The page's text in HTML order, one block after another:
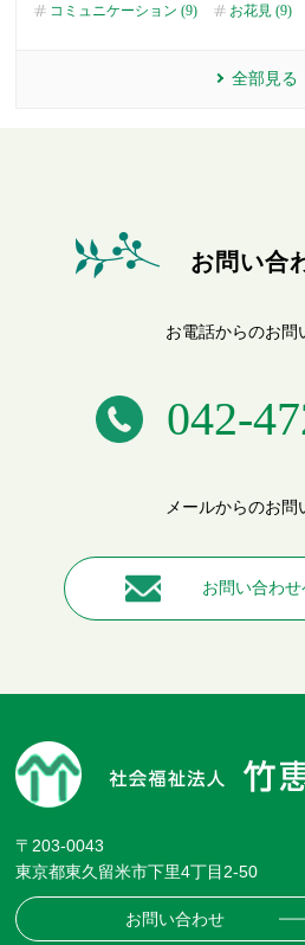
コミュニケーション (9)
お花見 (9)
全部見る
お問い合
お電話からのお問
042-
メールからのお問
お問い合わ
〒203-0043
東京都東久留米市下里4丁目2-50
お問い合わせ